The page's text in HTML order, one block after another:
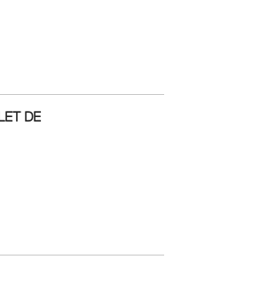
DE